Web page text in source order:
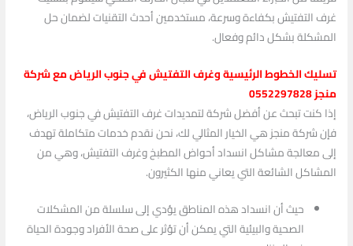
غرف التفتيش بكفاءة وسرعة، مستخدمين أحدث التقنيات لضمان حل
المشكلة بشكل دائم وفعال.
تسليك الخطوط الرئيسية وغرف التفتيش في جنوب الرياض مع شركة
منجز 0552297828
إذا كنت تبحث عن أفضل شركة لتمديدات غرف التفتيش في جنوب الرياض،
فإن شركة منجز هي الخيار المثالي لك، نحن نقدم خدمات متكاملة تهدف
إلى معالجة مشاكل انسداد أحواض المطبخ وغرف التفتيش، وهي من
المشاكل الشائعة التي يعاني منها الكثيرون.
حيث أن انسداد هذه المناطق يؤدي إلى سلسلة من المشكلات
الصحية والبيئية التي يمكن أن تؤثر على صحة الأفراد وجودة الحياة